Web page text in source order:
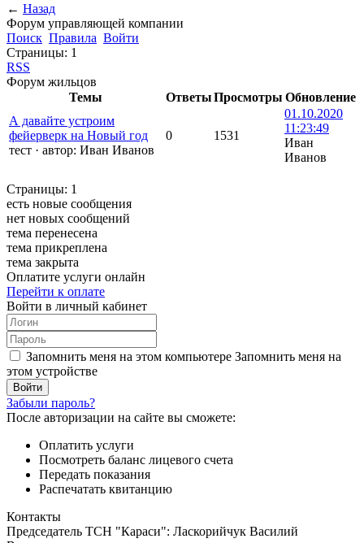
← Назад
Форум управляющей компании
Поиск Правила Войти
Страницы: 1
RSS
Форум жильцов
Темы
ОтветыПросмотры Обновление
А давайте устроим
фейерверк на Новый год
тест · автор: Иван Иванов
0 1531
01.10.2020
11:23:49
Иван
Иванов
Страницы: 1
есть новые сообщения
нет новых сообщений
тема перенесена
тема прикреплена
тема закрыта
Оплатите услуги онлайн
Перейти к оплате
Войти в личный кабинет
Запомнить меня на этом компьютере Запомнить меня на
этом устройстве
Забыли пароль?
После авторизации на сайте вы сможете:
Оплатить услуги
Посмотреть баланс лицевого счета
Передать показания
Распечатать квитанцию
Контакты
Председатель ТСН "Караси": Ласкорийчук Василий